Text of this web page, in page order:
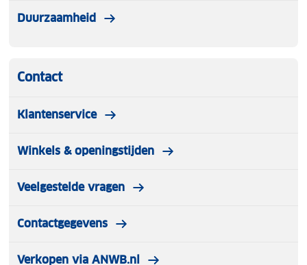
Duurzaamheid
Contact
Klantenservice
Winkels & openingstijden
Veelgestelde vragen
Contactgegevens
Verkopen via ANWB.nl